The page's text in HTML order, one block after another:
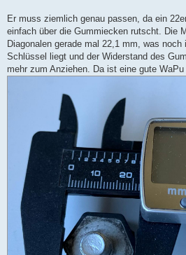
Er muss ziemlich genau passen, da ein
einfach über die Gummiecken rutscht. Die
Diagonalen gerade mal 22,1 mm, was
Schlüssel liegt und der Widerstand des
mehr zum Anziehen. Da ist eine gute